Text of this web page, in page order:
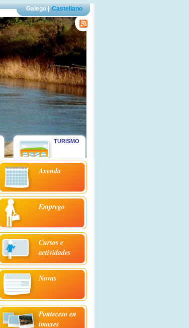
Galego| Castellano
TURISMO
Axenda
Emprego
Cursos e
actividades
Novas
Ponteceso en
imaxes